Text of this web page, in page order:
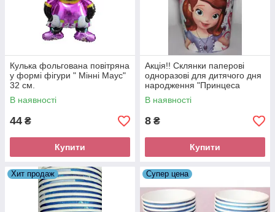
Кулька фольгована повітряна
у формі фігури " Мінні Маус"
32 см.
В наявності
44 ₴
Купити
Акція!! Склянки паперові
одноразові для дитячого дня
народження "Принцеса
Софія "
В наявності
8 ₴
Купити
Хит продаж Супер цена